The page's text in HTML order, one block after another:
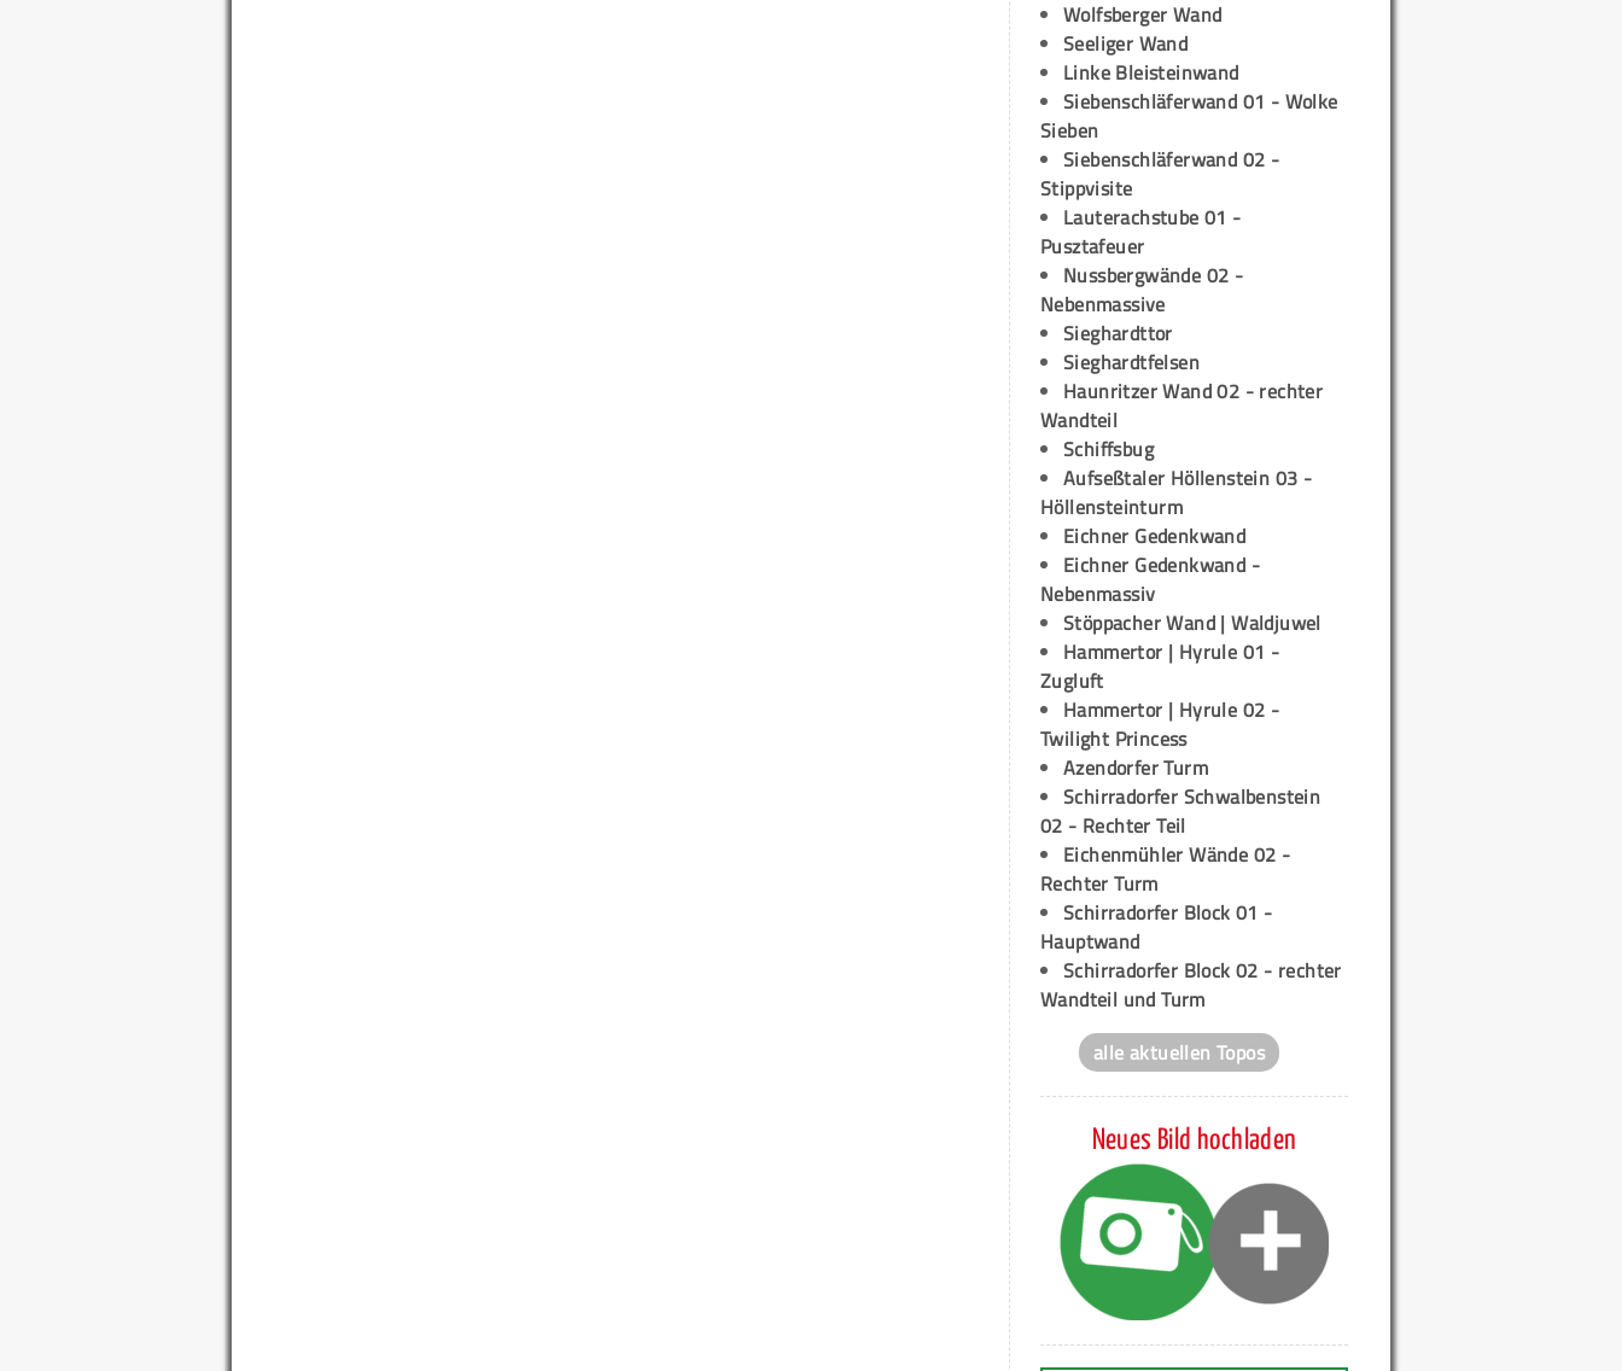
Wolfsberger Wand
Seeliger Wand
Linke Bleisteinwand
Siebenschläferwand 01 - Wolke
Sieben
Siebenschläferwand 02 -
Stippvisite
Lauterachstube 01 -
Pusztafeuer
Nussbergwände 02 -
Nebenmassive
Sieghardttor
Sieghardtfelsen
Haunritzer Wand 02 - rechter
Wandteil
Schiffsbug
Aufseßtaler Höllenstein 03 -
Höllensteinturm
Eichner Gedenkwand
Eichner Gedenkwand -
Nebenmassiv
Stöppacher Wand | Waldjuwel
Hammertor | Hyrule 01 -
Zugluft
Hammertor | Hyrule 02 -
Twilight Princess
Azendorfer Turm
Schirradorfer Schwalbenstein
02 - Rechter Teil
Eichenmühler Wände 02 -
Rechter Turm
Schirradorfer Block 01 -
Hauptwand
Schirradorfer Block 02 - rechter
Wandteil und Turm
alle aktuellen Topos
Neues Bild hochladen